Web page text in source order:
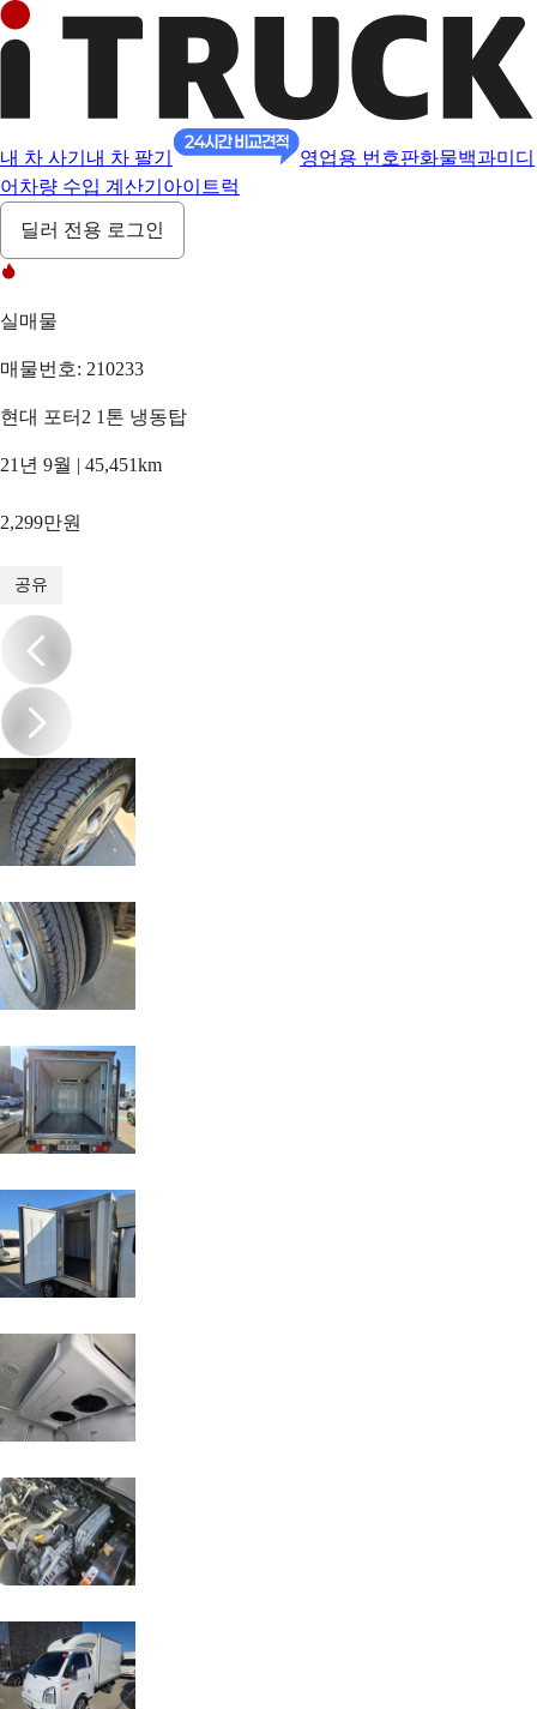
내 차 사기 내 차 팔기 영업용 번호판화물백과미디
어 차량 수입 계산기 아이트럭
딜러 전용 로그인
실매물
매물번호: 210233
현대 포터2 1톤 냉동탑
21년 9월 | 45,451km
2,299만원
공유
/20